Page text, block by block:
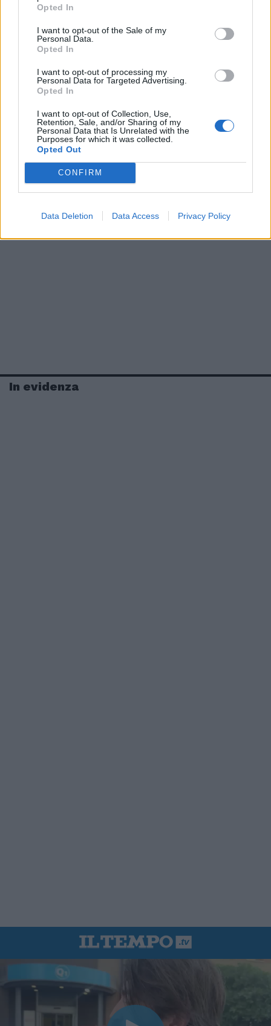
Opted In
I want to opt-out of the Sale of my
Personal Data.
Opted In
I want to opt-out of processing my
Personal Data for Targeted Advertising.
Opted In
I want to opt-out of Collection, Use,
Retention, Sale, and/or Sharing of my
Personal Data that Is Unrelated with the
Purposes for which it was collected.
Opted Out
CONFIRM
Data Deletion Data Access Privacy Policy
In evidenza